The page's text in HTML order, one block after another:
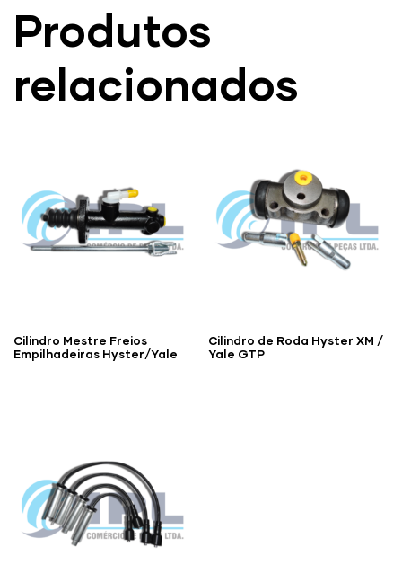
Produtos
relacionados
Cilindro Mestre Freios
Empilhadeiras Hyster/Yale
Cilindro de Roda Hyster XM /
Yale GTP